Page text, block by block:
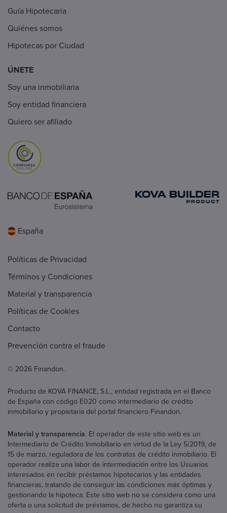
Guía Hipotecaria
Quiénes somos
Hipotecas por Ciudad
ÚNETE
Soy una inmobiliaria
Soy entidad financiera
Quiero ser afiliado
España
Políticas de Privacidad
Términos y Condiciones
Material y transparencia
Políticas de Cookies
Contacto
Prevención contra el fraude
© 2026 Finandon.
Producto de KOVA FINANCE, S.L., entidad registrada en el Banco
de España con código E020 como intermediario de crédito
inmobiliario y propietaria del portal financiero Finandon.
Material y transparencia. El operador de este sitio web es un
Intermediario de Crédito Inmobiliario en virtud de la Ley 5/2019, de
15 de marzo, reguladora de los contratos de crédito inmobiliario. El
operador realiza una labor de intermediación entre los Usuarios
interesados en recibir préstamos hipotecarios y las entidades
financieras, tratando de conseguir las condiciones más óptimas y
gestionando la hipoteca. Este sitio web no se considera como una
oferta o una solicitud de préstamos, de hecho no garantiza su